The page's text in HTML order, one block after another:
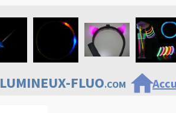
LUMINEUX-FLUO.COMhome